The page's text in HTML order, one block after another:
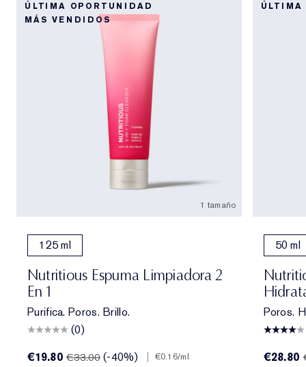
ÚLTIMA OPORTUNIDAD
MÁS VENDIDOS
1 tamaño
125 ml
Nutritious Espuma Limpiadora 2
En 1
Purifica. Poros. Brillo.
(0)
€19.80€33.00 (-40%) | €0.16/ml
ÚLTIMA
50 ml
Poros.
€28.80